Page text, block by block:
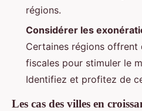
régions.
Considérer les
Certaines régions offrent
fiscales pour stimuler le
Identifiez et profitez de
Les cas des villes en